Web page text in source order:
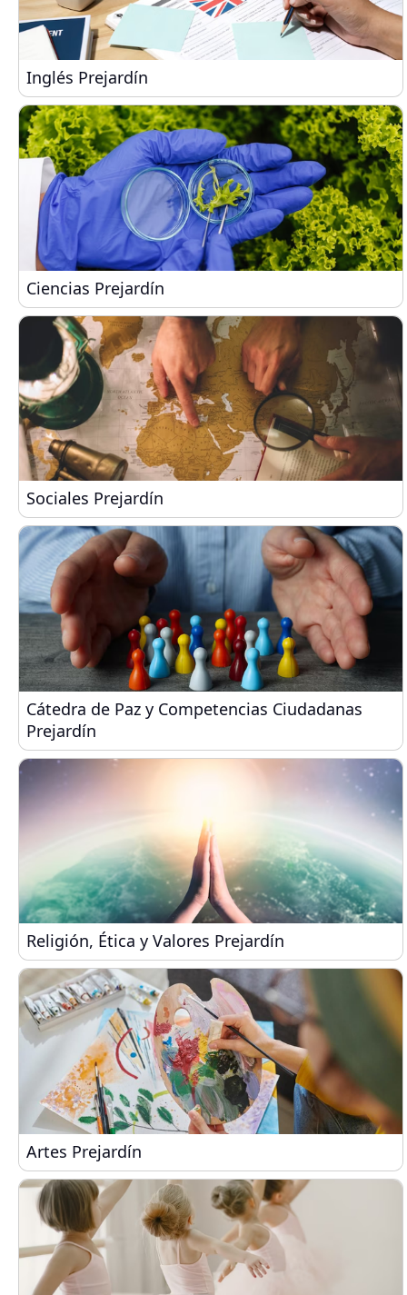
Inglés Prejardín
Inglés Prejardín
Ciencias Prejardín
Ciencias Prejardín
Sociales Prejardín
Sociales Prejardín
Cátedra de Paz y Competencias Ciudadanas
Cátedra de Paz y Competencias Ciudadanas
Prejardín
Religión, Ética y Valores Prejardín
Religión, Ética y Valores Prejardín
Artes Prejardín
Artes Prejardín